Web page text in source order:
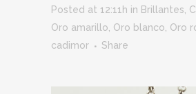
Posted at 12:11h in Brillantes
Oro amarillo Oro blanco Oro
cadimor
Share